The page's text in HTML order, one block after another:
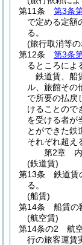
第11条
第3条
で定める定額
る。
(旅行取消等
第12条
第3条
るところによ
鉄道賃、船
ル、旅館その
で所要の払戻
けることので
を受ける者が
とができた鉄
それぞれ超え
第2章
(鉄道賃)
第13条
鉄道賃
る。
(船賃)
第14条
船賃の
(航空賃)
第14条の2
航
行の旅客運賃